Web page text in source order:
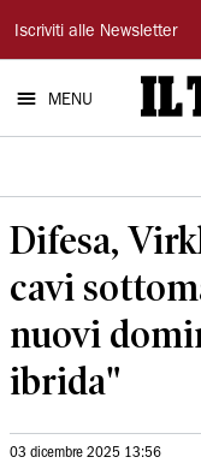
Il
Tirreno
Iscriviti alle Newsletter
MENU
Difesa,
cavi
nuovi
ibrida"
03 dicembre 2025 13:56